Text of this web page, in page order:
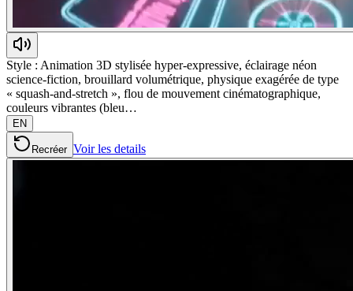
Style : Animation 3D stylisée hyper-expressive, éclairage néon
science-fiction, brouillard volumétrique, physique exagérée de type
« squash-and-stretch », flou de mouvement cinématographique,
couleurs vibrantes (bleu…
EN
Recréer Voir les details